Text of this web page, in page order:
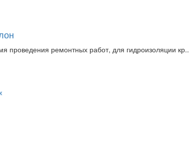
проведения ремонтных работ, для гидроизоляции кр..